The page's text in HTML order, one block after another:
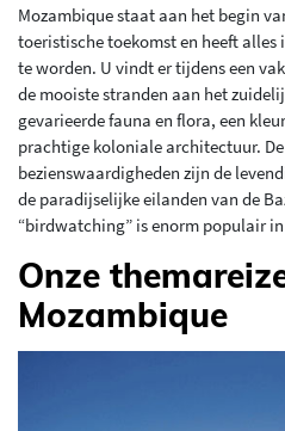
Mozambique staat aan het begin
toeristische toekomst en heeft
te worden. U vindt er tijdens een
de mooiste stranden aan het
gevarieerde fauna en flora, een
prachtige koloniale architectuur.
bezienswaardigheden zijn de
de paradijselijke eilanden van de
“birdwatching” is enorm populair
Onze
Mozambique